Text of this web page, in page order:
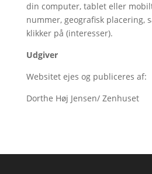
din computer, tablet eller
nummer, geografisk placering,
klikker på (interesser).
Udgiver
Websitet ejes og publiceres af:
Dorthe Høj Jensen/ Zenhuset